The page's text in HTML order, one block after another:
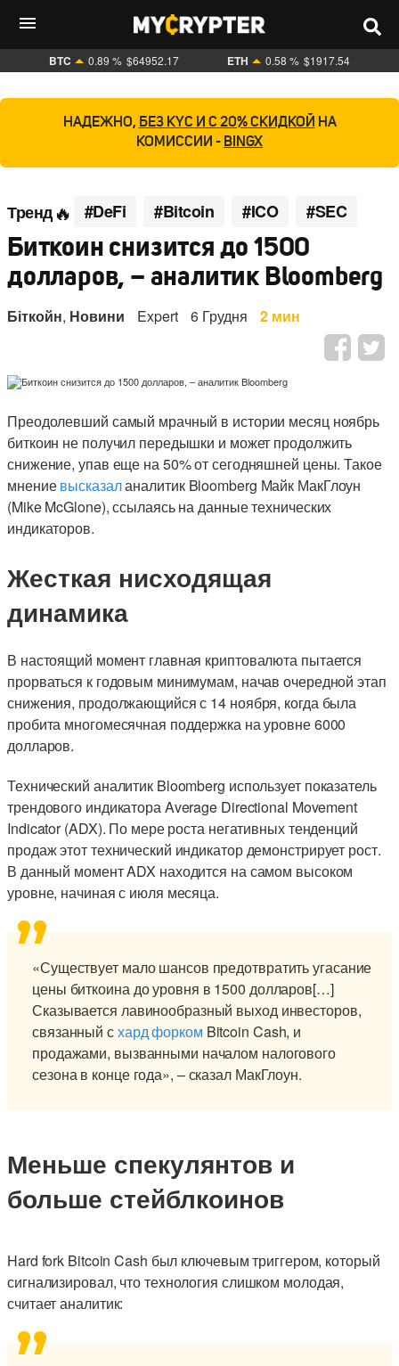
BTC 0.89 % $64952.17 ETH 0.58 % $1917.54
НАДЕЖНО, БЕЗ KYC И С 20% СКИДКОЙ НА
КОМИССИИ - BINGX
Тренд #DeFi #Bitcoin #ICO #SEC
Биткоин снизится до 1500
долларов, – аналитик Bloomberg
Біткойн, Новини Expert 6 Грудня 2 мин
Преодолевший самый мрачный в истории месяц ноябрь
биткоин не получил передышки и может продолжить
снижение, упав еще на 50% от сегодняшней цены. Такое
мнениевысказаланалитик Bloomberg Майк МакГлоун
(Mike McGlone), ссылаясь на данные технических
индикаторов.
Жесткая нисходящая
динамика
В настоящий момент главная криптовалюта пытается
прорваться к годовым минимумам, начав очередной этап
снижения, продолжающийся с 14 ноября, когда была
пробита многомесячная поддержка на уровне 6000
долларов.
Технический аналитик Bloomberg использует показатель
трендового индикатора Average Directional Movement
Indicator (ADX). По мере роста негативных тенденций
продаж этот технический индикатор демонстрирует рост.
В данный момент ADX находится на самом высоком
уровне, начиная с июля месяца.
«Существует мало шансов предотвратить угасание
цены биткоина до уровня в 1500 долларов[…]
Сказывается лавинообразный выход инвесторов,
связанный схард форком Bitcoin Cash, и
продажами, вызванными началом налогового
сезона в конце года», – сказал МакГлоун.
Меньше спекулянтов и
больше стейблкоинов
Hard fork Bitcoin Cash был ключевым триггером, который
сигнализировал, что технология слишком молодая,
считает аналитик: